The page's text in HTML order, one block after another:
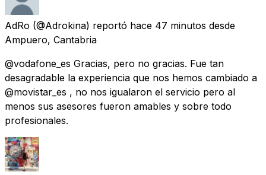
AdRo (@Adrokina) reportó hace 47 minutos desde
Ampuero, Cantabria
@vodafone_es Gracias, pero no gracias. Fue tan
desagradable la experiencia que nos hemos cambiado a
@movistar_es , no nos igualaron el servicio pero al
menos sus asesores fueron amables y sobre todo
profesionales.